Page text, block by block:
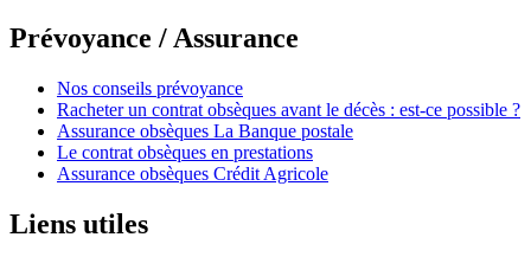
Prévoyance / Assurance
Nos conseils prévoyance
Racheter un contrat obsèques avant le décès : est-ce possible ?
Assurance obsèques La Banque postale
Le contrat obsèques en prestations
Assurance obsèques Crédit Agricole
Liens utiles